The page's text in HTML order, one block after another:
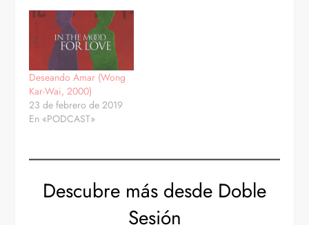
Deseando Amar (Wong
Kar-Wai, 2000)
23 de febrero de 2019
En «PODCAST»
Descubre más desde Doble
Sesión